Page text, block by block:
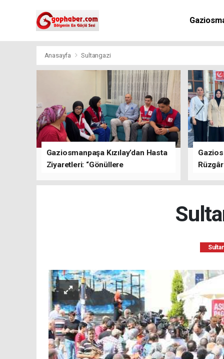
Anasayfa Sultangazi
Gaziosmanpaşa Kızılay’dan Hasta
Ziyaretleri: “Gönüllere